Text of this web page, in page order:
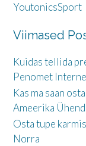
YoutonicsSport
Viimased
Kuidas tellida
Penomet
Kas ma saan
Ameerika
Osta tupe
Norra